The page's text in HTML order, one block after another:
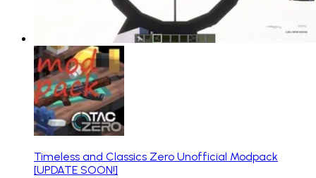
Timeless and Classics Zero Unofficial Modpack
[UPDATE SOON!]